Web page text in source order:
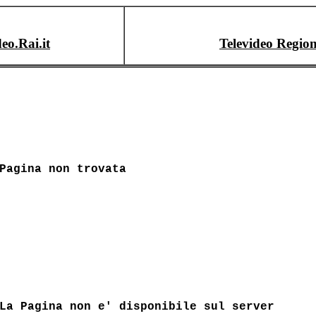
Televideo
Pagina non trovata
La Pagina non e' disponibile sul server